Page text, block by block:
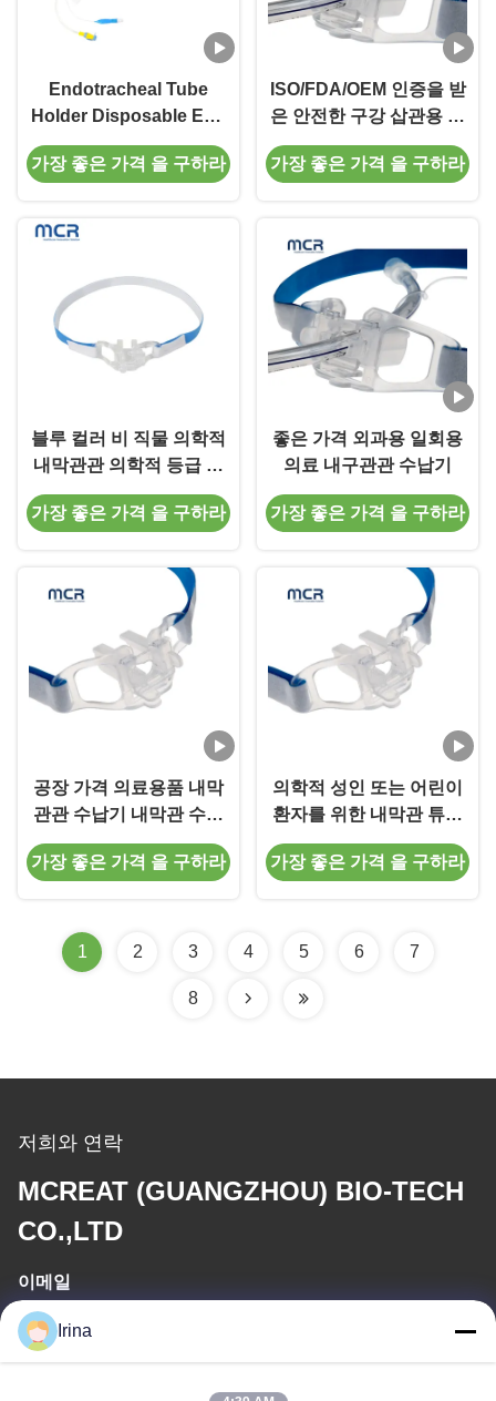
Endotracheal Tube
Holder Disposable ETT
Fixator Medical
Equipment
가장 좋은 가격 을 구하라
ISO/FDA/OEM 인증을 받
은 안전한 구강 삽관용 조
절식 의료 등급 기관 내 튜
브 홀더
가장 좋은 가격 을 구하라
블루 컬러 비 직물 의학적
내막관관 의학적 등급 소
지품
가장 좋은 가격 을 구하라
좋은 가격 외과용 일회용
의료 내구관관 수납기
가장 좋은 가격 을 구하라
공장 가격 의료용품 내막
관관 수납기 내막관 수리
용품
가장 좋은 가격 을 구하라
의학적 성인 또는 어린이
환자를 위한 내막관 튜브
고정기
가장 좋은 가격 을 구하라
1 2 3 4 5 6 7
8
저희와 연락
MCREAT (GUANGZHOU) BIO-TECH
CO.,LTD
이메일
irina@mcreatmedical.com
Irina